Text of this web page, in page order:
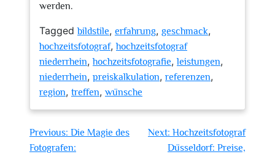
werden.
Taggedbildstile, erfahrung, geschmack,
hochzeitsfotograf,hochzeitsfotograf
niederrhein,hochzeitsfotografie,leistungen,
niederrhein, preiskalkulation, referenzen,
region, treffen, wünsche
Beitragsnavigation
Previous: Die Magie des
Fotografen:
Next: Hochzeitsfotograf
Düsseldorf: Preise,